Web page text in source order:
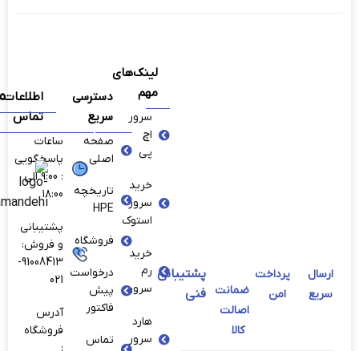
ارسال
سریع
پرداخت
امن
ضمانت
اصالت
کالا
پشتیبانی
فنی
لینک‌های
مهم
سرور
اچ
پی
خرید
سرور
استوک
خرید
رم
سرور
هارد
سرور
دسترسی
سریع
صفحه
اصلی
تاریخچه
HPE
فروشگاه
درخواست
پیش
فاکتور
تماس
اطلاعات
تماس
ساعات
پاسخگویی
: ۹:00 الی
۱۸:00
پشتیبانی
و فروش:
91008413-
021
آدرس
فروشگاه